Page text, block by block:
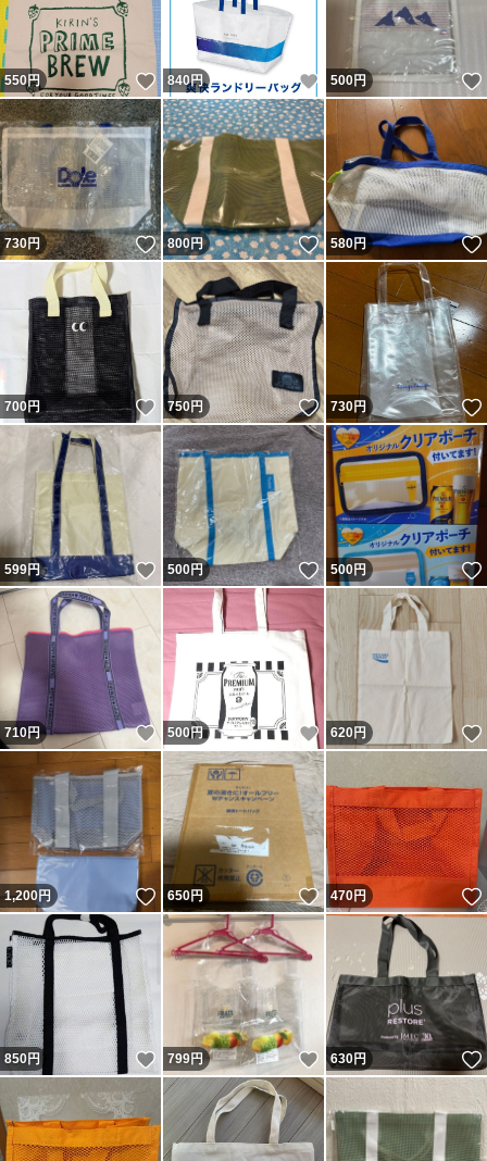
550円 いいね！
840円 いいね！
500円
730円 いいね！
800円 いいね！
580円
700円 いいね！
750円 いいね！
730円
599円 いいね！
500円 いいね！
500円
710円 いいね！
500円 いいね！
620円
1,200円 いいね！
650円 いいね！
470円
850円 いいね！
799円 いいね！
630円